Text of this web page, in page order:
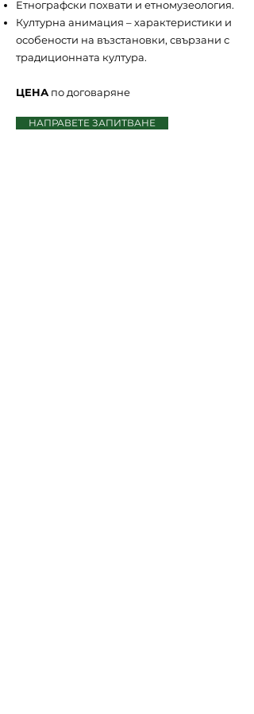
Етнографски похвати и етномузеология.
Културна анимация – характеристики и
особености на възстановки, свързани с
традиционната култура.
ЦЕНА по договаряне
НАПРАВЕТЕ ЗАПИТВАНЕ